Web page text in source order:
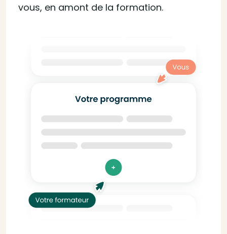
vous, en amont de la formation.